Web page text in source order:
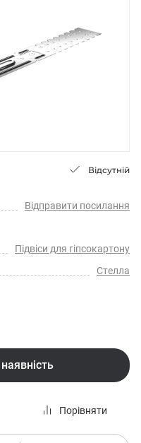
Відсутній
Відправити посилання
Підвіси для гіпсокартону
Стелла
Порівняти